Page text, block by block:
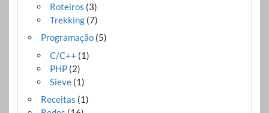
Roteiros (3)
Trekking(7)
Programação(5)
C/C++ (1)
PHP(2)
Sieve(1)
Receitas (1)